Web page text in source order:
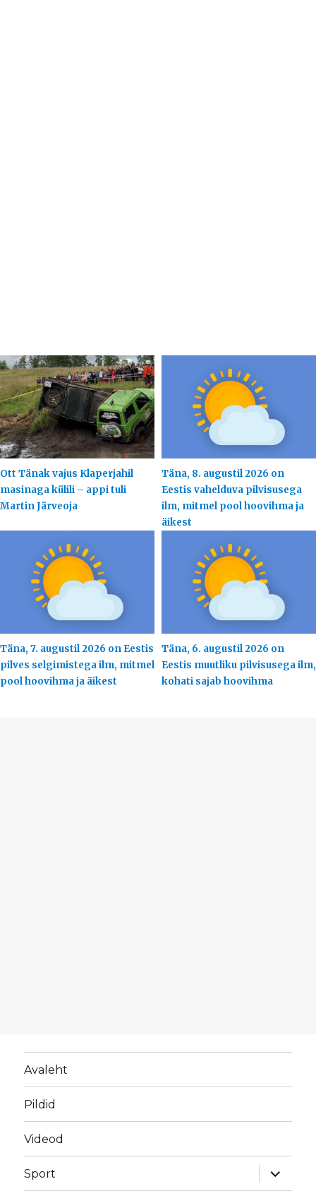
Ott Tänak vajus Klaperjahil
masinaga külili – appi tuli
Martin Järveoja
Täna, 8. augustil 2026 on
Eestis vahelduva pilvisusega
ilm, mitmel pool hoovihma ja
äikest
Täna, 7. augustil 2026 on Eestis
pilves selgimistega ilm, mitmel
pool hoovihma ja äikest
Täna, 6. augustil 2026 on
Eestis muutliku pilvisusega ilm,
kohati sajab hoovihma
Avaleht
Pildid
Videod
Sport
laienda